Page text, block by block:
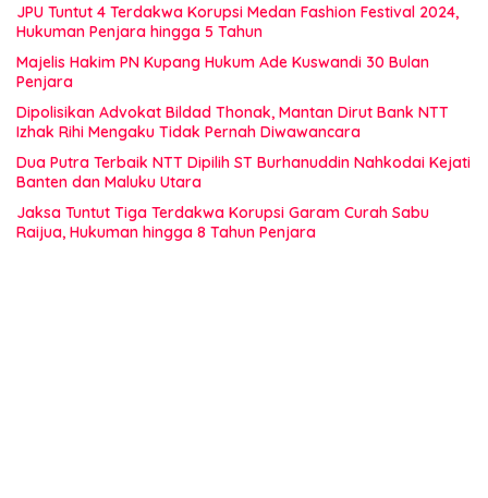
JPU Tuntut 4 Terdakwa Korupsi Medan Fashion Festival 2024,
Hukuman Penjara hingga 5 Tahun
Majelis Hakim PN Kupang Hukum Ade Kuswandi 30 Bulan
Penjara
Dipolisikan Advokat Bildad Thonak, Mantan Dirut Bank NTT
Izhak Rihi Mengaku Tidak Pernah Diwawancara
Dua Putra Terbaik NTT Dipilih ST Burhanuddin Nahkodai Kejati
Banten dan Maluku Utara
Jaksa Tuntut Tiga Terdakwa Korupsi Garam Curah Sabu
Raijua, Hukuman hingga 8 Tahun Penjara